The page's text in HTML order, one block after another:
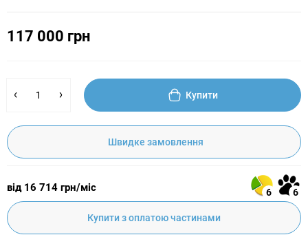
117 000 грн
Купити
Швидке замовлення
від 16 714 грн/міс 6 6
Купити з оплатою частинами